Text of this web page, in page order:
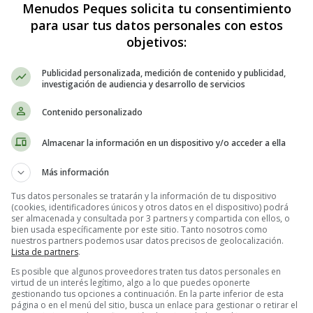
Ensalada de pollo tailandesa -
para formar la base de una ensalada, y luego se le añade
arroz y salsa de ajo y chile.
finas
Menudos Peques solicita tu consentimiento
para usar tus datos personales con estos
objetivos:
Publicidad personalizada, medición de contenido y publicidad,
investigación de audiencia y desarrollo de servicios
Contenido personalizado
Almacenar la información en un dispositivo y/o acceder a ella
Más información
Tus datos personales se tratarán y la información de tu dispositivo
(cookies, identificadores únicos y otros datos en el dispositivo) podrá
ser almacenada y consultada por 3 partners y compartida con ellos, o
bien usada específicamente por este sitio. Tanto nosotros como
nuestros partners podemos usar datos precisos de geolocalización.
Lista de partners.
Es posible que algunos proveedores traten tus datos personales en
virtud de un interés legítimo, algo a lo que puedes oponerte
gestionando tus opciones a continuación. En la parte inferior de esta
página o en el menú del sitio, busca un enlace para gestionar o retirar el